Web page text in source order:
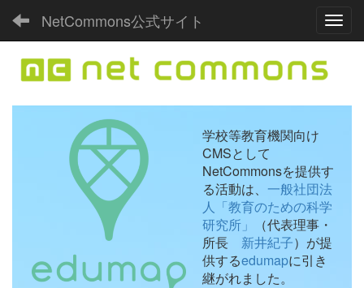
NetCommons公式サイト
学校等教育機関向け
CMSとして
NetCommonsを提供す
る活動は、 一般社団法
人「教育のための科学
研究所」
（代表理事・
所長 新井紀子）が提
供するedumapに引き
継がれました。